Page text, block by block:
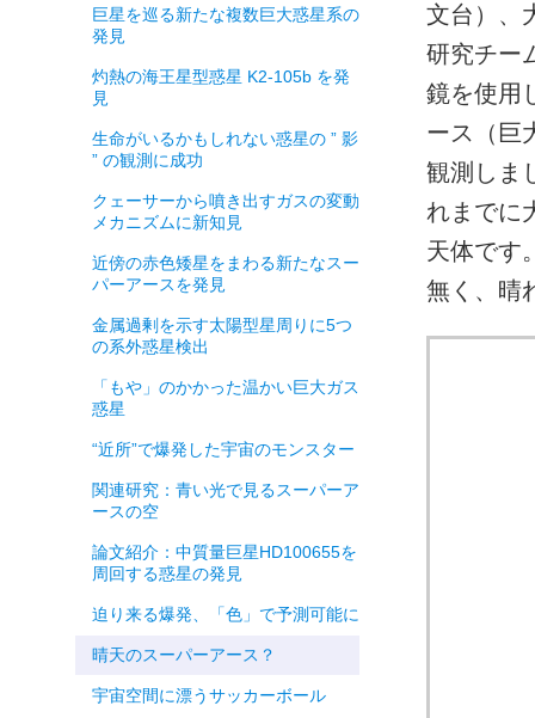
文台）、
研究チー
鏡を使用
ース（巨
観測しま
れまでに
天体です
無く、晴
巨星を巡る新たな複数巨大惑星系の
発見
灼熱の海王星型惑星 K2-105b を発
見
生命がいるかもしれない惑星の ” 影
” の観測に成功
クェーサーから噴き出すガスの変動
メカニズムに新知見
近傍の赤色矮星をまわる新たなスー
パーアースを発見
金属過剰を示す太陽型星周りに5つ
の系外惑星検出
「もや」のかかった温かい巨大ガス
惑星
“近所”で爆発した宇宙のモンスター
関連研究：青い光で見るスーパーア
ースの空
論文紹介：中質量巨星HD100655を
周回する惑星の発見
迫り来る爆発、「色」で予測可能に
晴天のスーパーアース？
宇宙空間に漂うサッカーボール